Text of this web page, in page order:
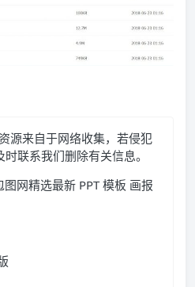
源来自于网络收集，若侵犯
联系我们删除有关信息。
网精选最新 PPT 模板 画报